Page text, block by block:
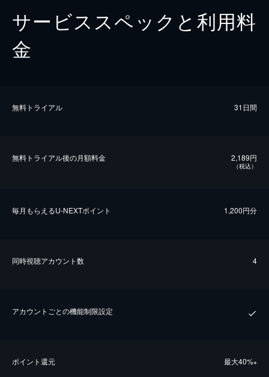
サービススペックと利用料
金
無料トライアル 31日間
無料トライアル後の⽉額料金 2,189円
（税込）
毎⽉もらえるU-NEXTポイント 1,200円分
同時視聴アカウント数 4
アカウントごとの機能制限設定
ポイント還元 最⼤40%※